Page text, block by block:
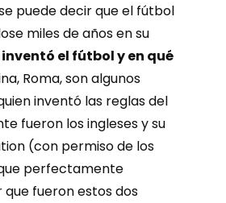
puede decir que el fútbol
miles de años en su
inventó el fútbol y en qué
Roma, son algunos
inventó las reglas del
fueron los ingleses y su
(con permiso de los
perfectamente
fueron estos dos